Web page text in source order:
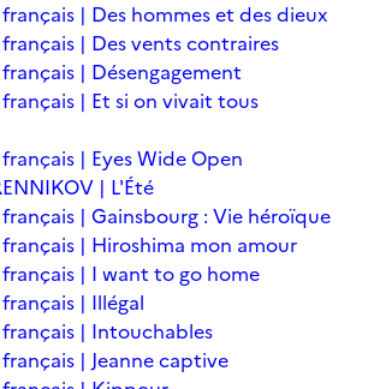
| Des hommes et des dieux
| Des vents contraires
| Désengagement
| Et si on vivait tous
| Eyes Wide Open
| L'Été
| Gainsbourg : Vie héroïque
| Hiroshima mon amour
| I want to go home
| Illégal
| Intouchables
| Jeanne captive